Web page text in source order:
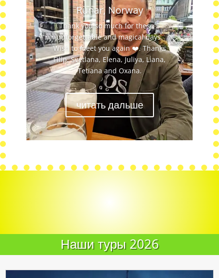
Runar, Norway
Thank you so much for these 5
unforgettable and magical days.
Wish to meet you again ❤️. Thanks
Filip, Svetlana, Elena, Juliya, Liana,
Tetiana and Oxana.
читать дальше
Наши туры 2026